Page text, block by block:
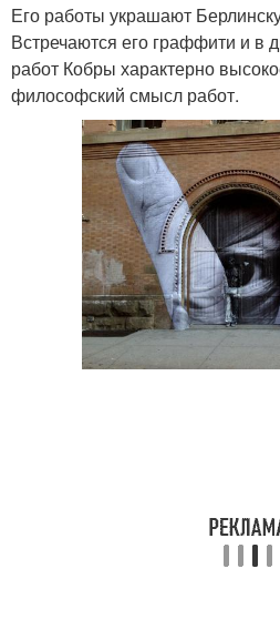
Его работы украшают
Встречаются его граффити и в
работ Кобры характерно
философский смысл работ.